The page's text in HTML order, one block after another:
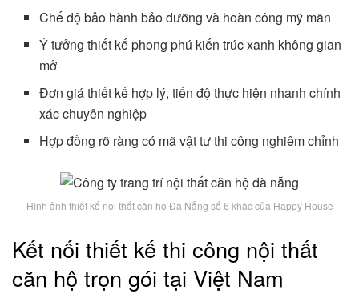
Chế độ bảo hành bảo dưỡng và hoàn công mỹ mãn
Ý tưởng thiết kế phong phú kiến trúc xanh không gian
mở
Đơn giá thiết kế hợp lý, tiến độ thực hiện nhanh chính
xác chuyên nghiệp
Hợp đồng rõ ràng có mã vật tư thi công nghiêm chỉnh
Hình ảnh thiết kế nội thất căn hộ Đà Nẵng số 6 khác của Happy House
Kết nối thiết kế thi công nội thất
căn hộ trọn gói tại Việt Nam